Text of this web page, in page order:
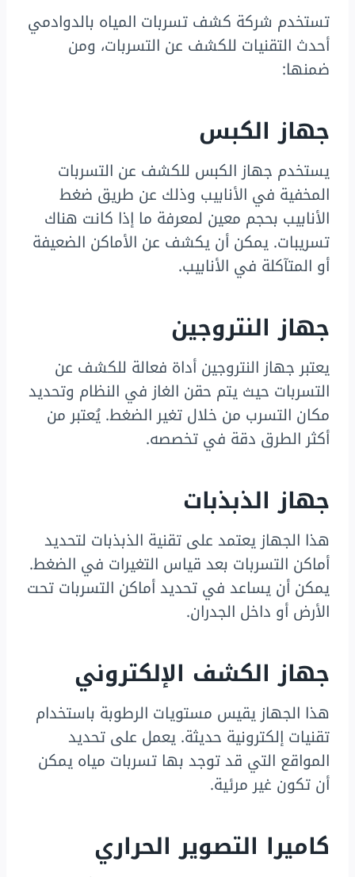
تستخدم شركة كشف تسربات المياه بالدوادمي
أحدث التقنيات للكشف عن التسربات، ومن
ضمنها:
جهاز الكبس
يستخدم جهاز الكبس للكشف عن التسربات
المخفية في الأنابيب وذلك عن طريق ضغط
الأنابيب بحجم معين لمعرفة ما إذا كانت هناك
تسريبات. يمكن أن يكشف عن الأماكن الضعيفة
أو المتآكلة في الأنابيب.
جهاز النتروجين
يعتبر جهاز النتروجين أداة فعالة للكشف عن
التسربات حيث يتم حقن الغاز في النظام وتحديد
مكان التسرب من خلال تغير الضغط. يُعتبر من
أكثر الطرق دقة في تخصصه.
جهاز الذبذبات
هذا الجهاز يعتمد على تقنية الذبذبات لتحديد
أماكن التسربات بعد قياس التغيرات في الضغط.
يمكن أن يساعد في تحديد أماكن التسربات تحت
الأرض أو داخل الجدران.
جهاز الكشف الإلكتروني
هذا الجهاز يقيس مستويات الرطوبة باستخدام
تقنيات إلكترونية حديثة. يعمل على تحديد
المواقع التي قد توجد بها تسربات مياه يمكن
أن تكون غير مرئية.
كاميرا التصوير الحراري